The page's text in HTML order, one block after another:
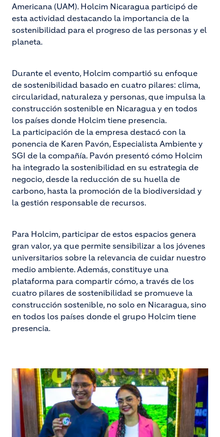
Americana (UAM). Holcim Nicaragua participó de
esta actividad destacando la importancia de la
sostenibilidad para el progreso de las personas y el
planeta.
Durante el evento, Holcim compartió su enfoque
de sostenibilidad basado en cuatro pilares: clima,
circularidad, naturaleza y personas, que impulsa la
construcción sostenible en Nicaragua y en todos
los países donde Holcim tiene presencia.
La participación de la empresa destacó con la
ponencia de Karen Pavón, Especialista Ambiente y
SGI de la compañía. Pavón presentó cómo Holcim
ha integrado la sostenibilidad en su estrategia de
negocio, desde la reducción de su huella de
carbono, hasta la promoción de la biodiversidad y
la gestión responsable de recursos.
Para Holcim, participar de estos espacios genera
gran valor, ya que permite sensibilizar a los jóvenes
universitarios sobre la relevancia de cuidar nuestro
medio ambiente. Además, constituye una
plataforma para compartir cómo, a través de los
cuatro pilares de sostenibilidad se promueve la
construcción sostenible, no solo en Nicaragua, sino
en todos los países donde el grupo Holcim tiene
presencia.